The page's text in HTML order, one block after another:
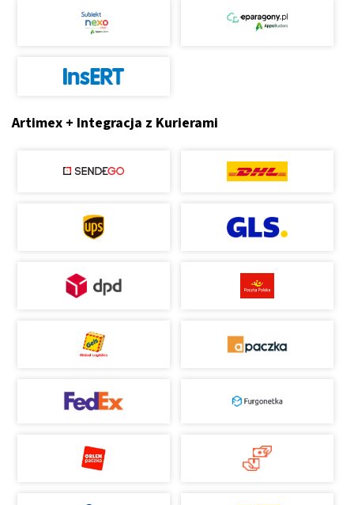
Artimex + Integracja z Kurierami